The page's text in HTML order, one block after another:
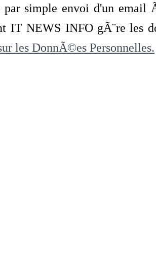
par simple envoi d'un
IT NEWS INFO gÃ¨re les
les DonnÃ©es Personnelles.